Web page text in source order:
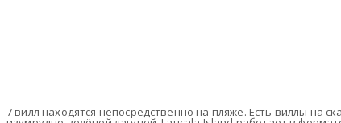
7 вилл находятся непосредственно на пляже. Есть виллы на